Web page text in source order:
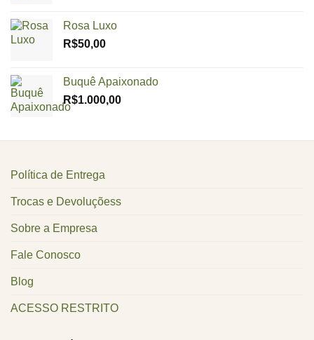
Rosa Luxo
R$50,00
Buquê Apaixonado
R$1.000,00
Política de Entrega
Trocas e Devoluçõess
Sobre a Empresa
Fale Conosco
Blog
ACESSO RESTRITO